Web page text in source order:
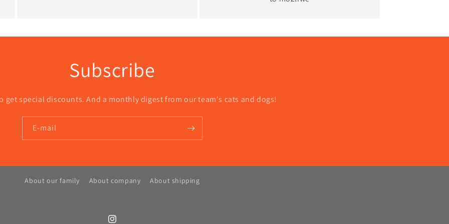
Subscribe
get special discounts. And a monthly digest from our team's cats and dogs!
E-mail
About our family About company About shipping